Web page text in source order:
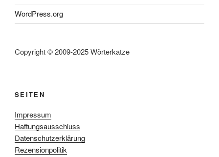
WordPress.org
Copyright © 2009-2025 Wörterkatze
SEITEN
Impressum
Haftungsausschluss
Datenschutzerklärung
Rezensionpolitik